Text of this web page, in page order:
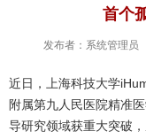
首个
发布者：系统管理员
近日，上海科技大学
附属第九人民医院精准
导研究领域获重大突破